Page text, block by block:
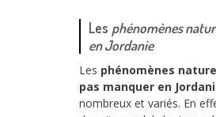
Les phénomènes
en Jordanie
Les phénomènes
pas manquer en
nombreux et variés. En